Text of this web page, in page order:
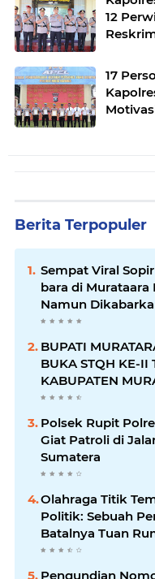
12
17
Berita Terpopuler
Sempat Viral
bara di
Namun
BUPATI
BUKA STQH KE-II
KABUPATEN
Polsek Rupit
Giat Patroli di
Sumatera
Olahraga Titik
Politik: Sebuah
Batalnya Tuan
Dunia U-20
Pengundian